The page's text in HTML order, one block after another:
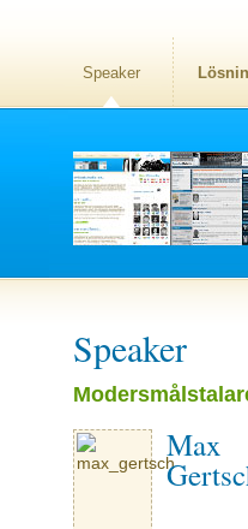
Speaker
Speaker
Max